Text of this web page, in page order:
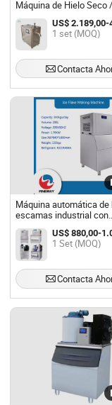
Máquina de Hielo Seco
para Hacer Hielo Seco
1 set (MOQ)
Contacta
Máquina automática de
escamas industrial con
refrigeración por aire
conservación de
frescos en1 Set (MOQ)
Contacta